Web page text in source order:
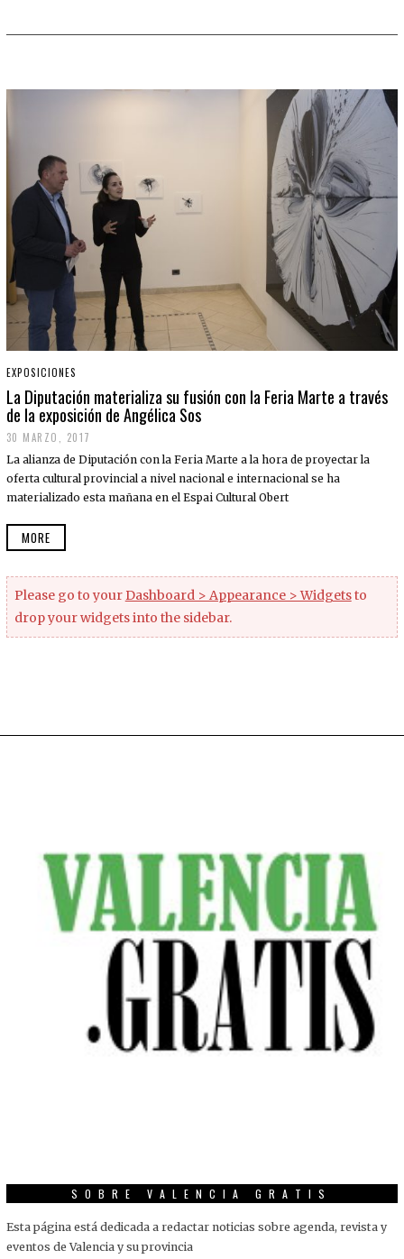
EXPOSICIONES
La Diputación materializa su fusión con la Feria Marte a través
de la exposición de Angélica Sos
30 MARZO, 2017
La alianza de Diputación con la Feria Marte a la hora de proyectar la
oferta cultural provincial a nivel nacional e internacional se ha
materializado esta mañana en el Espai Cultural Obert
MORE
Please go to yourDashboard > Appearance > Widgetsto
drop your widgets into the sidebar.
SOBRE VALENCIA GRATIS
Esta página está dedicada a redactar noticias sobre agenda, revista y
eventos de Valencia y su provincia